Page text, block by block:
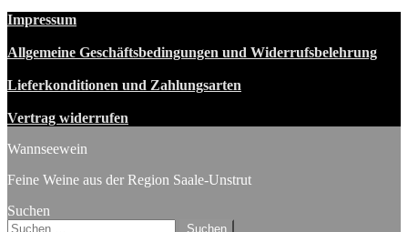
Impressum
Allgemeine Geschäftsbedingungen und Widerrufsbelehrung
Lieferkonditionen und Zahlungsarten
Vertrag widerrufen
Wannseewein
Feine Weine aus der Region Saale-Unstrut
Suchen
Suchen